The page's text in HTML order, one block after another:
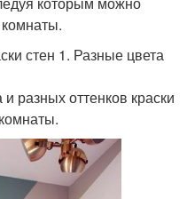
стен 1. Разные цвета
разных оттенков краски